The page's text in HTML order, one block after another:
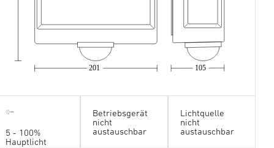
105
201
5 - 100%
Hauptlicht
Betriebsgerät
nicht
austauschbar
Lichtquelle
nicht
austauschbar